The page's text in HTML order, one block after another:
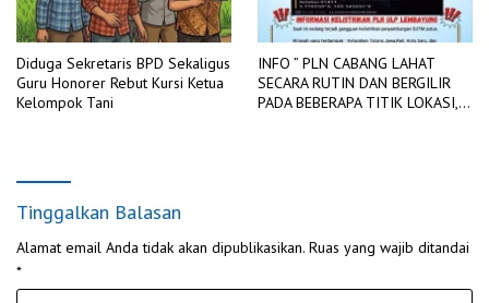
Diduga Sekretaris BPD Sekaligus
Guru Honorer Rebut Kursi Ketua
Kelompok Tani
INFO ” PLN CABANG LAHAT
SECARA RUTIN DAN BERGILIR
PADA BEBERAPA TITIK LOKASI,
Tinggalkan Balasan
Alamat email Anda tidak akan dipublikasikan. Ruas yang wajib ditandai
*